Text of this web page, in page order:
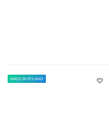
MADE IN POLAND